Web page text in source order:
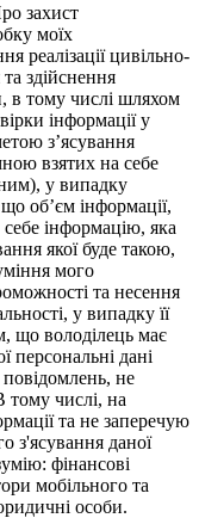
захист
моїх
реалізації цивільно-
здійснення
в тому числі шляхом
інформації у
з’ясування
взятих на себе
у випадку
об’єм інформації,
інформацію, яка
якої буде такою,
мого
та несення
у випадку її
що володілець має
персональні дані
повідомлень, не
числі, на
та не заперечую
з'ясування даної
фінансові
мобільного та
особи.